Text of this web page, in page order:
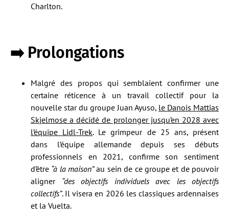
Charlton.
➡️ Prolongations
Malgré des propos qui semblaient confirmer une
certaine réticence à un travail collectif pour la
nouvelle star du groupe Juan Ayuso, le Danois Mattias
Skjelmose a décidé de prolonger jusqu’en 2028 avec
l’équipe Lidl-Trek. Le grimpeur de 25 ans, présent
dans l’équipe allemande depuis ses débuts
professionnels en 2021, confirme son sentiment
d’être “à la maison”au sein de ce groupe et de pouvoir
aligner “des objectifs individuels avec les objectifs
collectifs”. Il visera en 2026 les classiques ardennaises
et la Vuelta.